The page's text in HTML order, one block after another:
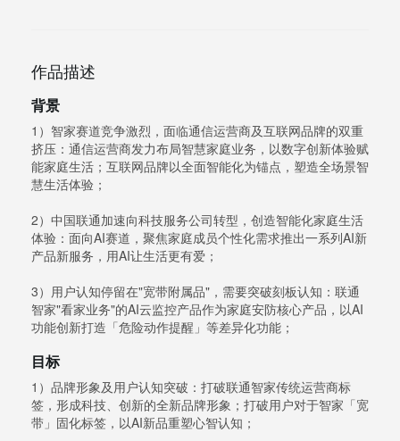
作品描述
背景
1）智家赛道竞争激烈，面临通信运营商及互联网品牌的双重
挤压：通信运营商发力布局智慧家庭业务，以数字创新体验赋
能家庭生活；互联网品牌以全面智能化为锚点，塑造全场景智
慧生活体验；
2）中国联通加速向科技服务公司转型，创造智能化家庭生活
体验：面向AI赛道，聚焦家庭成员个性化需求推出一系列AI新
产品新服务，用AI让生活更有爱；
3）用户认知停留在"宽带附属品"，需要突破刻板认知：联通
智家"看家业务"的AI云监控产品作为家庭安防核心产品，以AI
功能创新打造「危险动作提醒」等差异化功能；
目标
1）品牌形象及用户认知突破：打破联通智家传统运营商标
签，形成科技、创新的全新品牌形象；打破用户对于智家「宽
带」固化标签，以AI新品重塑心智认知；